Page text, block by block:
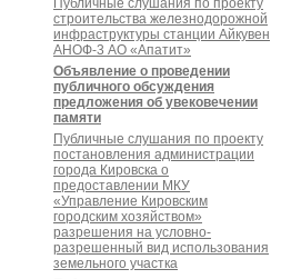
Публичные слушания по проекту
строительства железнодорожной
инфраструктуры станции Айкувен
АНОФ-3 АО «Апатит»
Объявление о проведении
публичного обсуждения
предложения об увековечении
памяти
Публичные слушания по проекту
постановления администрации
города Кировска о
предоставлении МКУ
«Управление Кировским
городским хозяйством»
разрешения на условно-
разрешенный вид использования
земельного участка